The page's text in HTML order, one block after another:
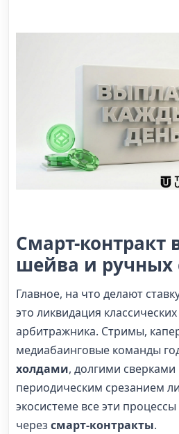
Смарт-контракт
шейва и ручных
Главное, на что делают
это ликвидация
арбитражника. Стримы,
медиабаинговые команды
холдами, долгими
периодическим срезанием
экосистеме все эти
через смарт-контракты.